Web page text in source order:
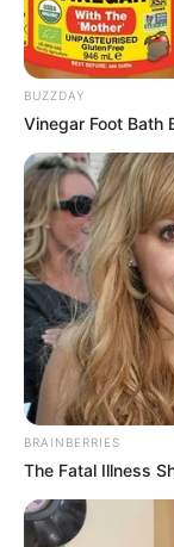
BUZZDAY
Vinegar Foot Bath
BRAINBERRIES
The Fatal Illness